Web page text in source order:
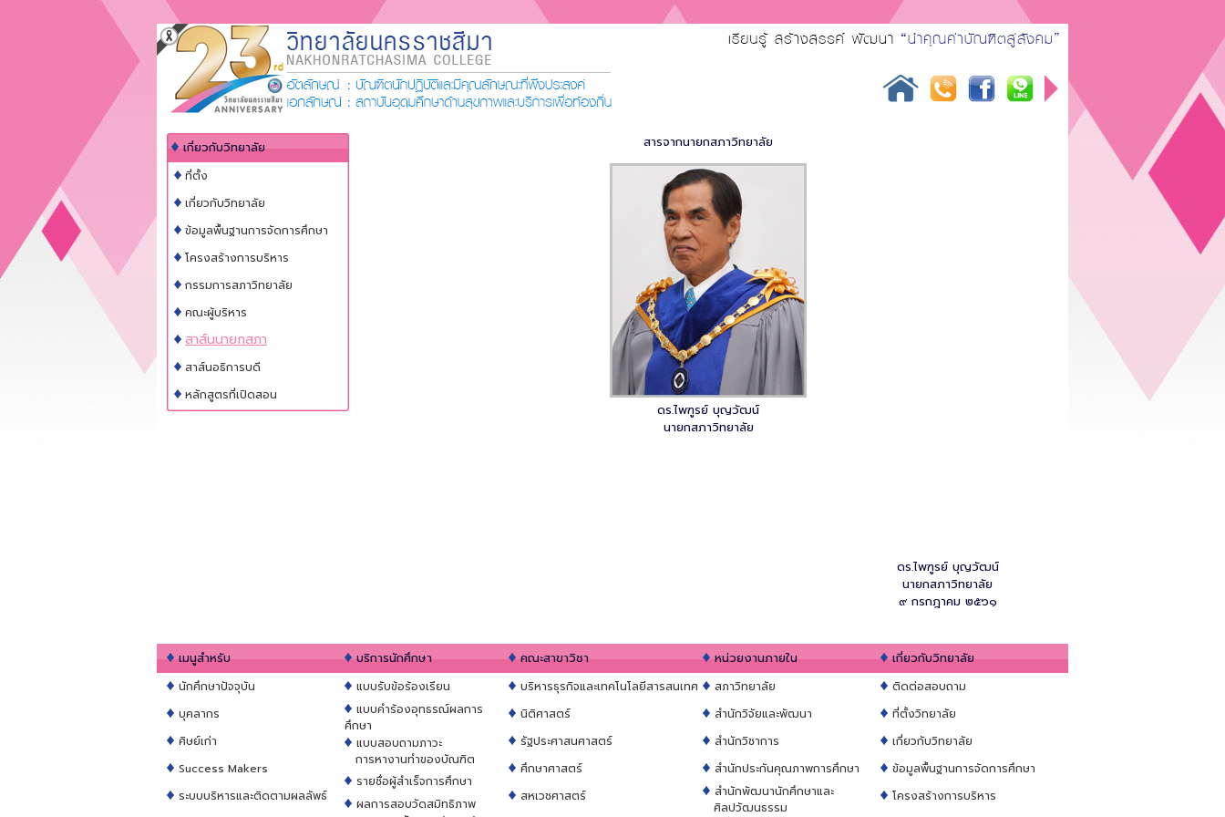
เกี่ยวกับวิทยาลัย
ที่ตั้ง
เกี่ยวกับวิทยาลัย
ข้อมูลพื้นฐานการจัดการศึกษา
โครงสร้างการบริหาร
กรรมการสภาวิทยาลัย
คณะผู้บริหาร
สาส์นนายกสภา
สาส์นอธิการบดี
หลักสูตรที่เปิดสอน
สารจากนายกสภาวิทยาลัย
ดร.ไพฑูรย์ บุญวัฒน์
นายกสภาวิทยาลัย
ดร.ไพฑูรย์ บุญวัฒน์
นายกสภาวิทยาลัย
๙ กรกฎาคม ๒๕๖๑
เมนูสำหรับ บริการนักศึกษา คณะสาขาวิชา หน่วยงานภายใน เกี่ยวกับวิทยาลัย
นักศึกษาปัจจุบัน
บุคลากร
ศิษย์เก่า
Success Makers
ระบบบริหารและติดตามผลลัพธ์
แบบรับข้อร้องเรียน
แบบคำร้องอุทธรณ์ผลการ
ศึกษา
แบบสอบถามภาวะ
การหางานทำของบัณฑิต
รายชื่อผู้สำเร็จการศึกษา
ผลการสอบวัดสมิทธิภาพ
บริหารธุรกิจและเทคโนโลยีสารสนเทศ
นิติศาสตร์
รัฐประศาสนศาสตร์
ศึกษาศาสตร์
สหเวชศาสตร์
สภาวิทยาลัย
สำนักวิจัยและพัฒนา
สำนักวิชาการ
สำนักประกันคุณภาพการศึกษา
สำนักพัฒนานักศึกษาและ
ศิลปวัฒนธรรม
ติดต่อสอบถาม
ที่ตั้งวิทยาลัย
เกี่ยวกับวิทยาลัย
ข้อมูลพื้นฐานการจัดการศึกษา
โครงสร้างการบริหาร